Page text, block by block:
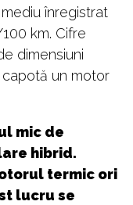
înregistrat
km. Cifre
dimensiuni
un motor
mic de
hibrid.
termic ori
lucru se